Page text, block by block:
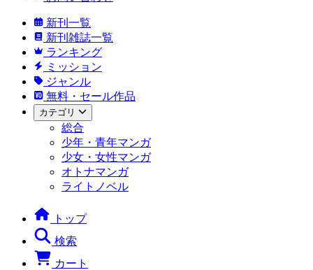
新刊一覧
新刊雑誌一覧
ランキング
ミッション
ジャンル
無料・セール作品
カテゴリ
総合
少年・青年マンガ
少女・女性マンガ
オトナマンガ
ライトノベル
トップ
検索
カート